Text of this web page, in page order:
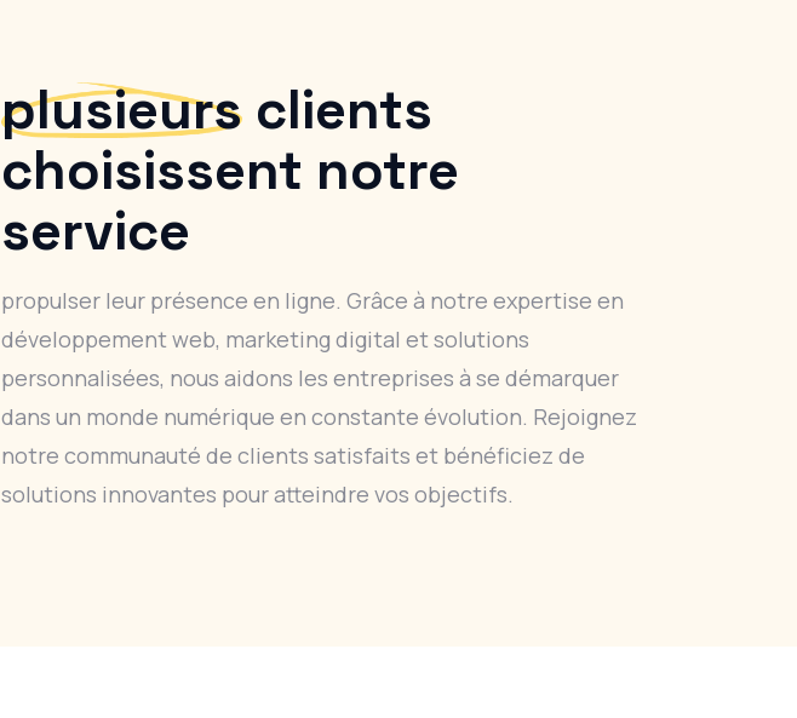
plusieurs clients
choisissent notre
service
propulser leur présence en ligne. Grâce à notre expertise en
développement web, marketing digital et solutions
personnalisées, nous aidons les entreprises à se démarquer
dans un monde numérique en constante évolution. Rejoignez
notre communauté de clients satisfaits et bénéficiez de
solutions innovantes pour atteindre vos objectifs.